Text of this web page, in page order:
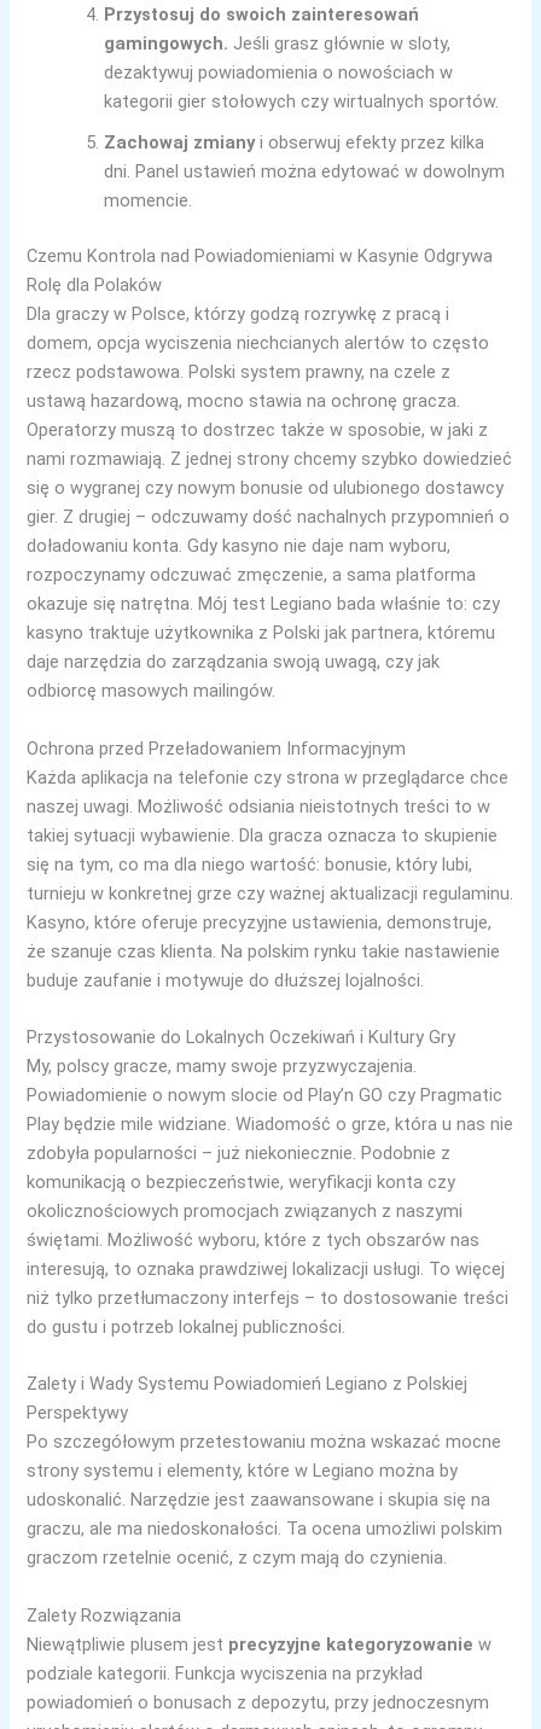
Przystosuj do swoich zainteresowań
gamingowych. Jeśli grasz głównie w sloty,
dezaktywuj powiadomienia o nowościach w
kategorii gier stołowych czy wirtualnych sportów.
Zachowaj zmianyi obserwuj efekty przez kilka
dni. Panel ustawień można edytować w dowolnym
momencie.
Czemu Kontrola nad Powiadomieniami w Kasynie Odgrywa
Rolę dla Polaków
Dla graczy w Polsce, którzy godzą rozrywkę z pracą i
domem, opcja wyciszenia niechcianych alertów to często
rzecz podstawowa. Polski system prawny, na czele z
ustawą hazardową, mocno stawia na ochronę gracza.
Operatorzy muszą to dostrzec także w sposobie, w jaki z
nami rozmawiają. Z jednej strony chcemy szybko dowiedzieć
się o wygranej czy nowym bonusie od ulubionego dostawcy
gier. Z drugiej – odczuwamy dość nachalnych przypomnień o
doładowaniu konta. Gdy kasyno nie daje nam wyboru,
rozpoczynamy odczuwać zmęczenie, a sama platforma
okazuje się natrętna. Mój test Legiano bada właśnie to: czy
kasyno traktuje użytkownika z Polski jak partnera, któremu
daje narzędzia do zarządzania swoją uwagą, czy jak
odbiorcę masowych mailingów.
Ochrona przed Przeładowaniem Informacyjnym
Każda aplikacja na telefonie czy strona w przeglądarce chce
naszej uwagi. Możliwość odsiania nieistotnych treści to w
takiej sytuacji wybawienie. Dla gracza oznacza to skupienie
się na tym, co ma dla niego wartość: bonusie, który lubi,
turnieju w konkretnej grze czy ważnej aktualizacji regulaminu.
Kasyno, które oferuje precyzyjne ustawienia, demonstruje,
że szanuje czas klienta. Na polskim rynku takie nastawienie
buduje zaufanie i motywuje do dłuższej lojalności.
Przystosowanie do Lokalnych Oczekiwań i Kultury Gry
My, polscy gracze, mamy swoje przyzwyczajenia.
Powiadomienie o nowym slocie od Play’n GO czy Pragmatic
Play będzie mile widziane. Wiadomość o grze, która u nas nie
zdobyła popularności – już niekoniecznie. Podobnie z
komunikacją o bezpieczeństwie, weryfikacji konta czy
okolicznościowych promocjach związanych z naszymi
świętami. Możliwość wyboru, które z tych obszarów nas
interesują, to oznaka prawdziwej lokalizacji usługi. To więcej
niż tylko przetłumaczony interfejs – to dostosowanie treści
do gustu i potrzeb lokalnej publiczności.
Zalety i Wady Systemu Powiadomień Legiano z Polskiej
Perspektywy
Po szczegółowym przetestowaniu można wskazać mocne
strony systemu i elementy, które w Legiano można by
udoskonalić. Narzędzie jest zaawansowane i skupia się na
graczu, ale ma niedoskonałości. Ta ocena umożliwi polskim
graczom rzetelnie ocenić, z czym mają do czynienia.
Zalety Rozwiązania
Niewątpliwie plusem jest precyzyjne kategoryzowanie w
podziale kategorii. Funkcja wyciszenia na przykład
powiadomień o bonusach z depozytu, przy jednoczesnym